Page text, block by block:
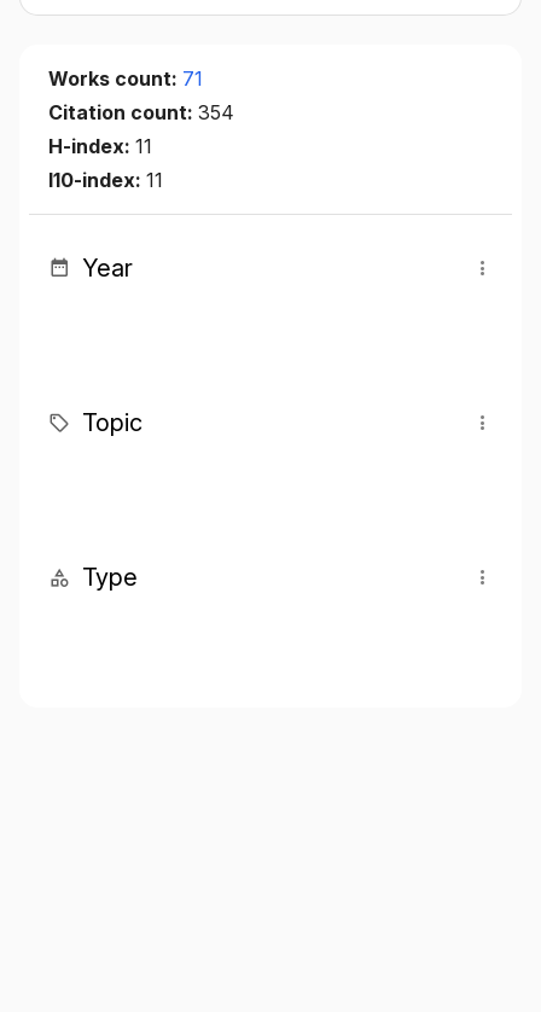
Works count: 71
Citation count: 354
H-index: 11
I10-index: 11
Year
Topic
Type